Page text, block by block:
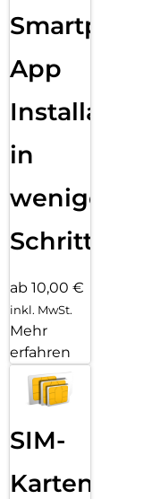
Smartphone
App
Installation
in
wenigen
Schritten
ab 10,00 €
inkl. MwSt.
Mehr
erfahren
SIM-
Karten